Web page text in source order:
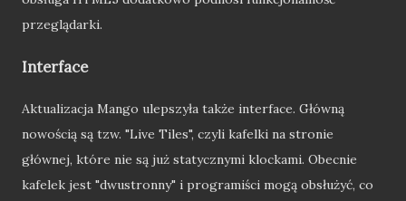
przeglądarki.
Interface
Aktualizacja Mango ulepszyła także interface. Główną
nowością są tzw. "Live Tiles", czyli kafelki na stronie
głównej, które nie są już statycznymi klockami. Obecnie
kafelek jest "dwustronny" i programiści mogą obsłużyć, co